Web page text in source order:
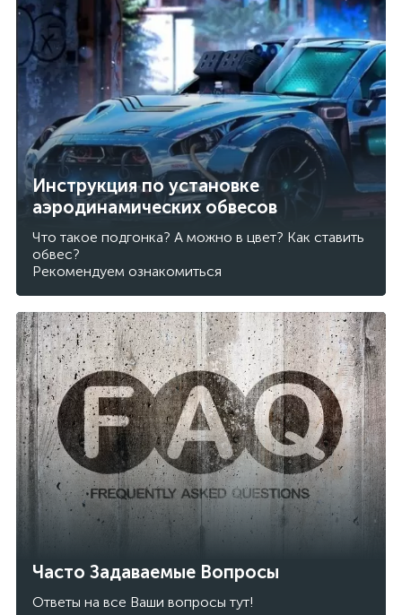
Инструкция по установке
аэродинамических обвесов
Что такое подгонка? А можно в цвет? Как ставить
обвес?
Рекомендуем ознакомиться
Часто Задаваемые Вопросы
Ответы на все Ваши вопросы тут!